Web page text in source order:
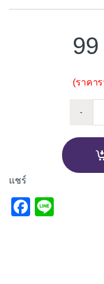
99
(ราคา
-
แชร์
F